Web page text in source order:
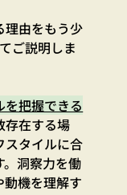
理由をもう少
ご説明しま
把握できる
存在する場
スタイルに合
。洞察力を働
機を理解す